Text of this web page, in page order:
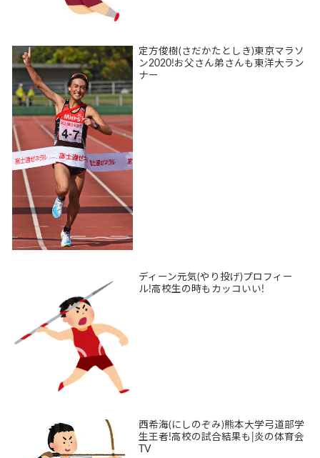
定方俊樹(さだかたとしき)東京マラソ
ン2020!お父さん弟さんも東洋大ラン
ナー
ディーン元気(やり投げ)プロフィー
ル!高校生の時もカッコいい!
西希海(にしのぞみ)熊本大学弓道部学
生王者!高校の試合結果も|炎の体育会
TV